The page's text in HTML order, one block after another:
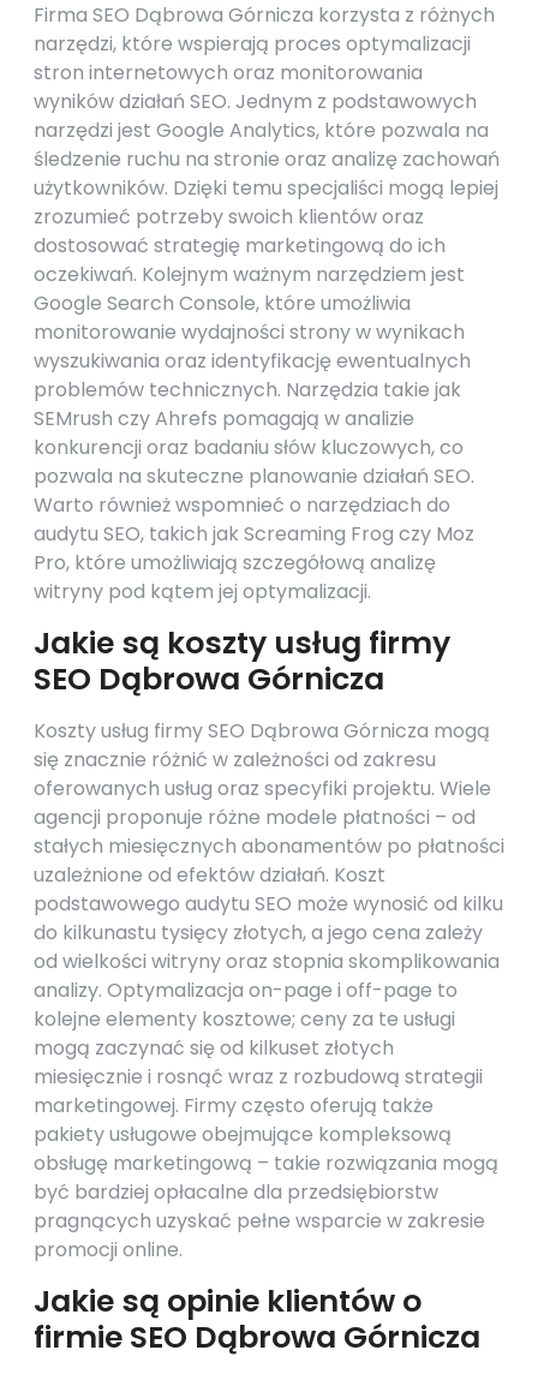
Firma SEO Dąbrowa Górnicza korzysta z różnych
narzędzi, które wspierają proces optymalizacji
stron internetowych oraz monitorowania
wyników działań SEO. Jednym z podstawowych
narzędzi jest Google Analytics, które pozwala na
śledzenie ruchu na stronie oraz analizę zachowań
użytkowników. Dzięki temu specjaliści mogą lepiej
zrozumieć potrzeby swoich klientów oraz
dostosować strategię marketingową do ich
oczekiwań. Kolejnym ważnym narzędziem jest
Google Search Console, które umożliwia
monitorowanie wydajności strony w wynikach
wyszukiwania oraz identyfikację ewentualnych
problemów technicznych. Narzędzia takie jak
SEMrush czy Ahrefs pomagają w analizie
konkurencji oraz badaniu słów kluczowych, co
pozwala na skuteczne planowanie działań SEO.
Warto również wspomnieć o narzędziach do
audytu SEO, takich jak Screaming Frog czy Moz
Pro, które umożliwiają szczegółową analizę
witryny pod kątem jej optymalizacji.
Jakie są koszty usług firmy
SEO Dąbrowa Górnicza
Koszty usług firmy SEO Dąbrowa Górnicza mogą
się znacznie różnić w zależności od zakresu
oferowanych usług oraz specyfiki projektu. Wiele
agencji proponuje różne modele płatności – od
stałych miesięcznych abonamentów po płatności
uzależnione od efektów działań. Koszt
podstawowego audytu SEO może wynosić od kilku
do kilkunastu tysięcy złotych, a jego cena zależy
od wielkości witryny oraz stopnia skomplikowania
analizy. Optymalizacja on-page i off-page to
kolejne elementy kosztowe; ceny za te usługi
mogą zaczynać się od kilkuset złotych
miesięcznie i rosnąć wraz z rozbudową strategii
marketingowej. Firmy często oferują także
pakiety usługowe obejmujące kompleksową
obsługę marketingową – takie rozwiązania mogą
być bardziej opłacalne dla przedsiębiorstw
pragnących uzyskać pełne wsparcie w zakresie
promocji online.
Jakie są opinie klientów o
firmie SEO Dąbrowa Górnicza